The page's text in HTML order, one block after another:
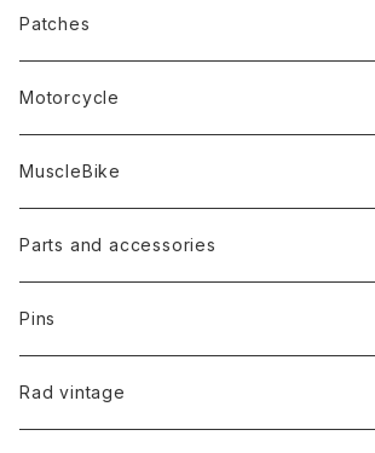
Patches
Motorcycle
MuscleBike
Parts and accessories
Pins
Rad vintage